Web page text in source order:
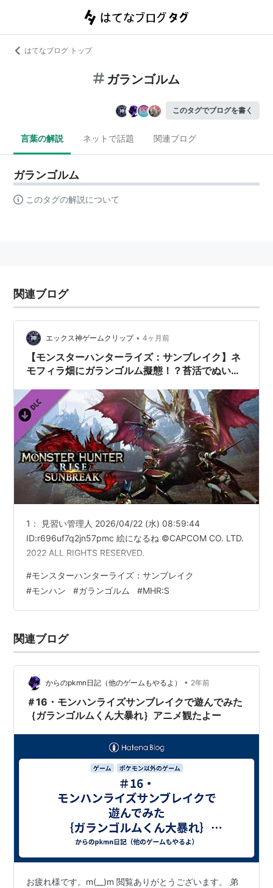
はてなブログ トップ
ガランゴルム
このタグでブログを書く
言葉の解説 ネットで話題 関連ブログ
ガランゴルム
このタグの解説について
関連ブログ
エックス神ゲームクリップ • 4ヶ月前
【モンスターハンターライズ：サンブレイク】ネ
モフィラ畑にガランゴルム擬態！？苔活でぬい活
1： 見習い管理人 2026/04/22 (水) 08:59:44
ID:r696uf7q2jn57pmc 絵になるね ©CAPCOM CO. LTD.
2022 ALL RIGHTS RESERVED.
#モンスターハンターライズ：サンブレイク
#モンハン #ガランゴルム #MHR:S
関連ブログ
からのpkmn日記（他のゲームもやるよ） • 2年前
＃16・モンハンライズサンブレイクで遊んでみた
｛ガランゴルムくん大暴れ｝アニメ観たよー
お疲れ様です。m(__)m 閲覧ありがとうございます。 弟